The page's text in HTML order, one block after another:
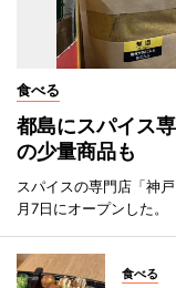
食べる
都島にスパイス
の少量商品も
スパイスの専門店「神
月7日にオープンした。
食べる